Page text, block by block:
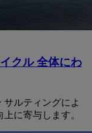
クル 全体にわ
ルティングによ
に寄与します。